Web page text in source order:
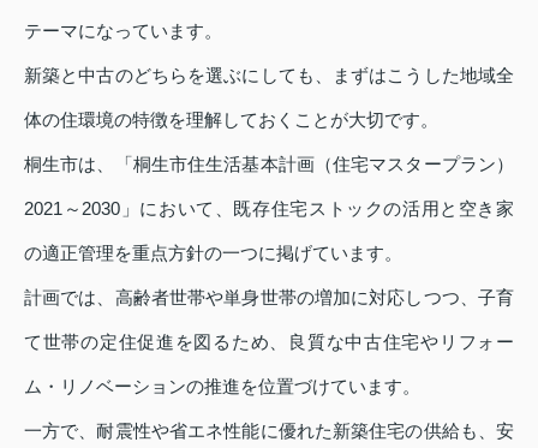
テーマになっています。
新築と中古のどちらを選ぶにしても、まずはこうした地域全
体の住環境の特徴を理解しておくことが大切です。
桐生市は、「桐生市住生活基本計画（住宅マスタープラン）
2021～2030」において、既存住宅ストックの活用と空き家
の適正管理を重点方針の一つに掲げています。
計画では、高齢者世帯や単身世帯の増加に対応しつつ、子育
て世帯の定住促進を図るため、良質な中古住宅やリフォー
ム・リノベーションの推進を位置づけています。
一方で、耐震性や省エネ性能に優れた新築住宅の供給も、安